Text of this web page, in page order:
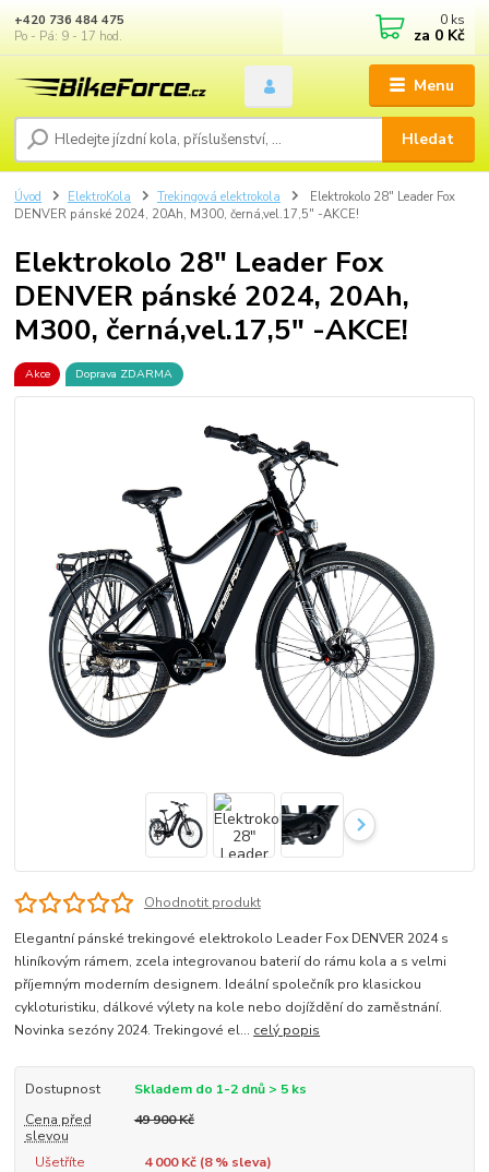
Menu
Hledat
+420 736 484 475
Po - Pá: 9 - 17 hod.
0 ks
za 0 Kč
Úvod ElektroKola Trekingová elektrokola
Elektrokolo 28" Leader Fox
DENVER pánské 2024, 20Ah, M300, černá,vel.17,5" -AKCE!
Elektrokolo 28" Leader Fox
DENVER pánské 2024, 20Ah,
M300, černá,vel.17,5" -AKCE!
Akce Doprava ZDARMA
Ohodnotit produkt
Elegantní pánské trekingové elektrokolo Leader Fox DENVER 2024 s
hliníkovým rámem, zcela integrovanou baterií do rámu kola a s velmi
příjemným moderním designem. Ideální společník pro klasickou
cykloturistiku, dálkové výlety na kole nebo dojíždění do zaměstnání.
Novinka sezóny 2024. Trekingové el... celý popis
Dostupnost
Skladem do 1-2 dnů > 5 ks
Cena před
slevou
49 900 Kč
Ušetříte 4 000 Kč (8% sleva)